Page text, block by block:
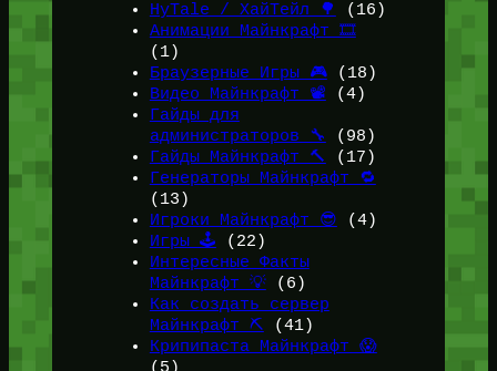
HyTale / ХайТейл 🌳
(16)
Анимации Майнкрафт 🎞️
(1)
Браузерные Игры 🎮(18)
Видео Майнкрафт 📽️ (4)
Гайды для
администраторов 🔧
(98)
Гайды Майнкрафт 🔨
(17)
Генераторы Майнкрафт 🔁
(13)
Игроки Майнкрафт 😎 (4)
Игры 🕹️ (22)
Интересные Факты
Майнкрафт 💡(6)
Как создать сервер
Майнкрафт ⛏️ (41)
Крипипаста Майнкрафт 😱